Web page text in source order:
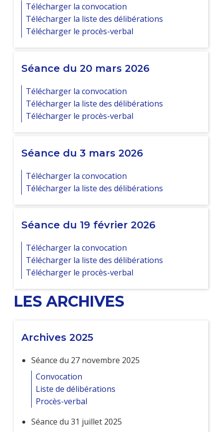
Télécharger la convocation
Télécharger la liste des délibérations
Télécharger le procès-verbal
Séance du 20 mars 2026
Télécharger la convocation
Télécharger la liste des délibérations
Télécharger le procès-verbal
Séance du 3 mars 2026
Télécharger la convocation
Télécharger la liste des délibérations
Séance du 19 février 2026
Télécharger la convocation
Télécharger la liste des délibérations
Télécharger le procès-verbal
LES ARCHIVES
Archives 2025
Séance du 27 novembre 2025
Convocation
Liste de délibérations
Procès-verbal
Séance du 31 juillet 2025